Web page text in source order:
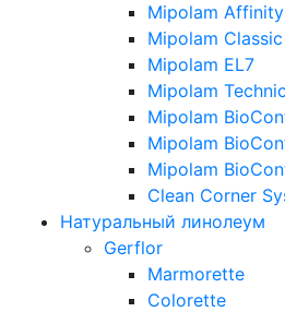
Mipolam Affinity
Mipolam
Mipolam EL7
Mipolam
Mipolam
Mipolam
Mipolam
Clean Corner
Натуральный линолеум
Gerflor
Marmorette
Colorette